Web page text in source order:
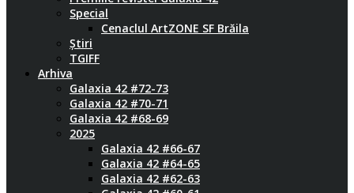
Special
Cenaclul ArtZONE SF Brăila
Știri
TGIFF
Arhiva
Galaxia 42 #72-73
Galaxia 42 #70-71
Galaxia 42 #68-69
2025
Galaxia 42 #66-67
Galaxia 42 #64-65
Galaxia 42 #62-63